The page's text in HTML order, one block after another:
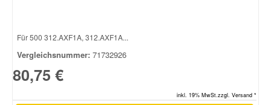
Für 500 312.AXF1A, 312.AXF1A...
Vergleichsnummer: 71732926
80,75 €
inkl. 19% MwSt.zzgl. Versand *